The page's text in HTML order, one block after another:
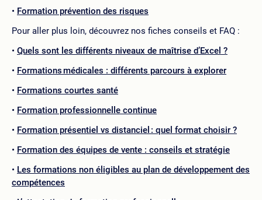
Formation prévention des risques
Pour aller plus loin, découvrez nos fiches conseils et FAQ :
Quels sont les différents niveaux de maîtrise d’Excel ?
Formations médicales : différents parcours à explorer
Formations courtes santé
Formation professionnelle continue
Formation présentiel vs distanciel : quel format choisir ?
Formation des équipes de vente : conseils et stratégie
Les formations non éligibles au plan de développement des
compétences